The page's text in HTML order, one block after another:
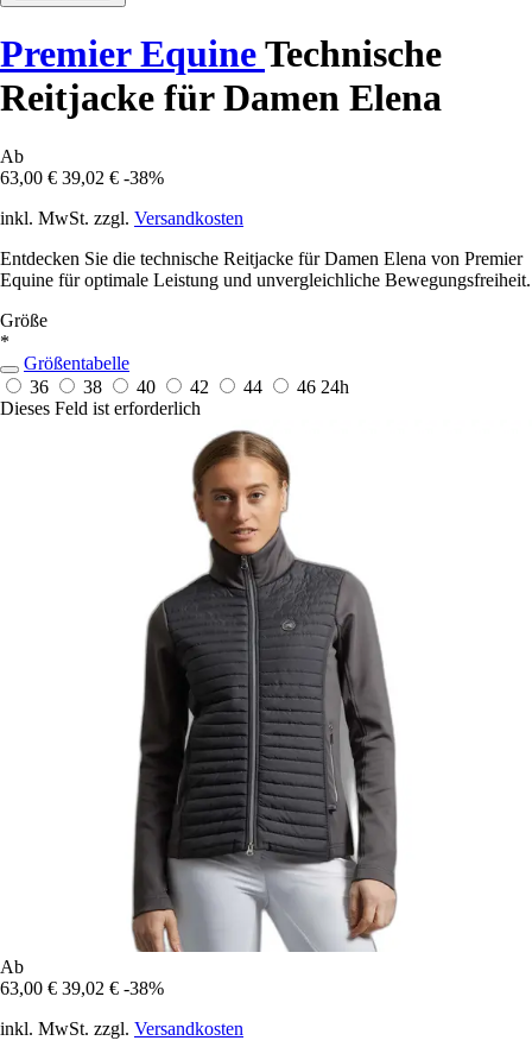
Premier EquineTechnische
Reitjacke für Damen Elena
Ab
63,00 € 39,02 € -38%
inkl. MwSt. zzgl. Versandkosten
Entdecken Sie die technische Reitjacke für Damen Elena von Premier
Equine für optimale Leistung und unvergleichliche Bewegungsfreiheit.
Größe
*
Größentabelle
36
38 40 42 44 46 24h
Dieses Feld ist erforderlich
Ab
63,00 € 39,02 € -38%
inkl. MwSt. zzgl. Versandkosten